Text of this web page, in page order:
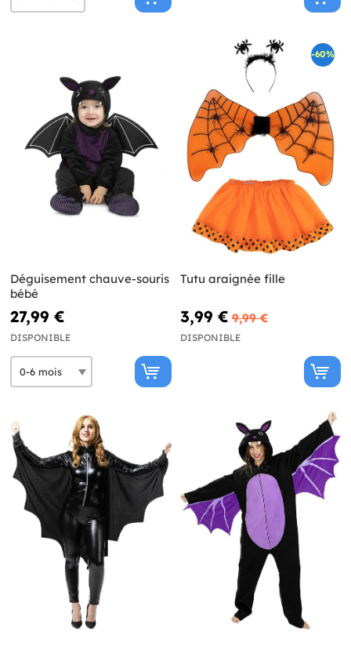
Déguisement chauve-souris
bébé
27,99 €
DISPONIBLE
-60%
Tutu araignée fille
3,99 € 9,99 €
DISPONIBLE